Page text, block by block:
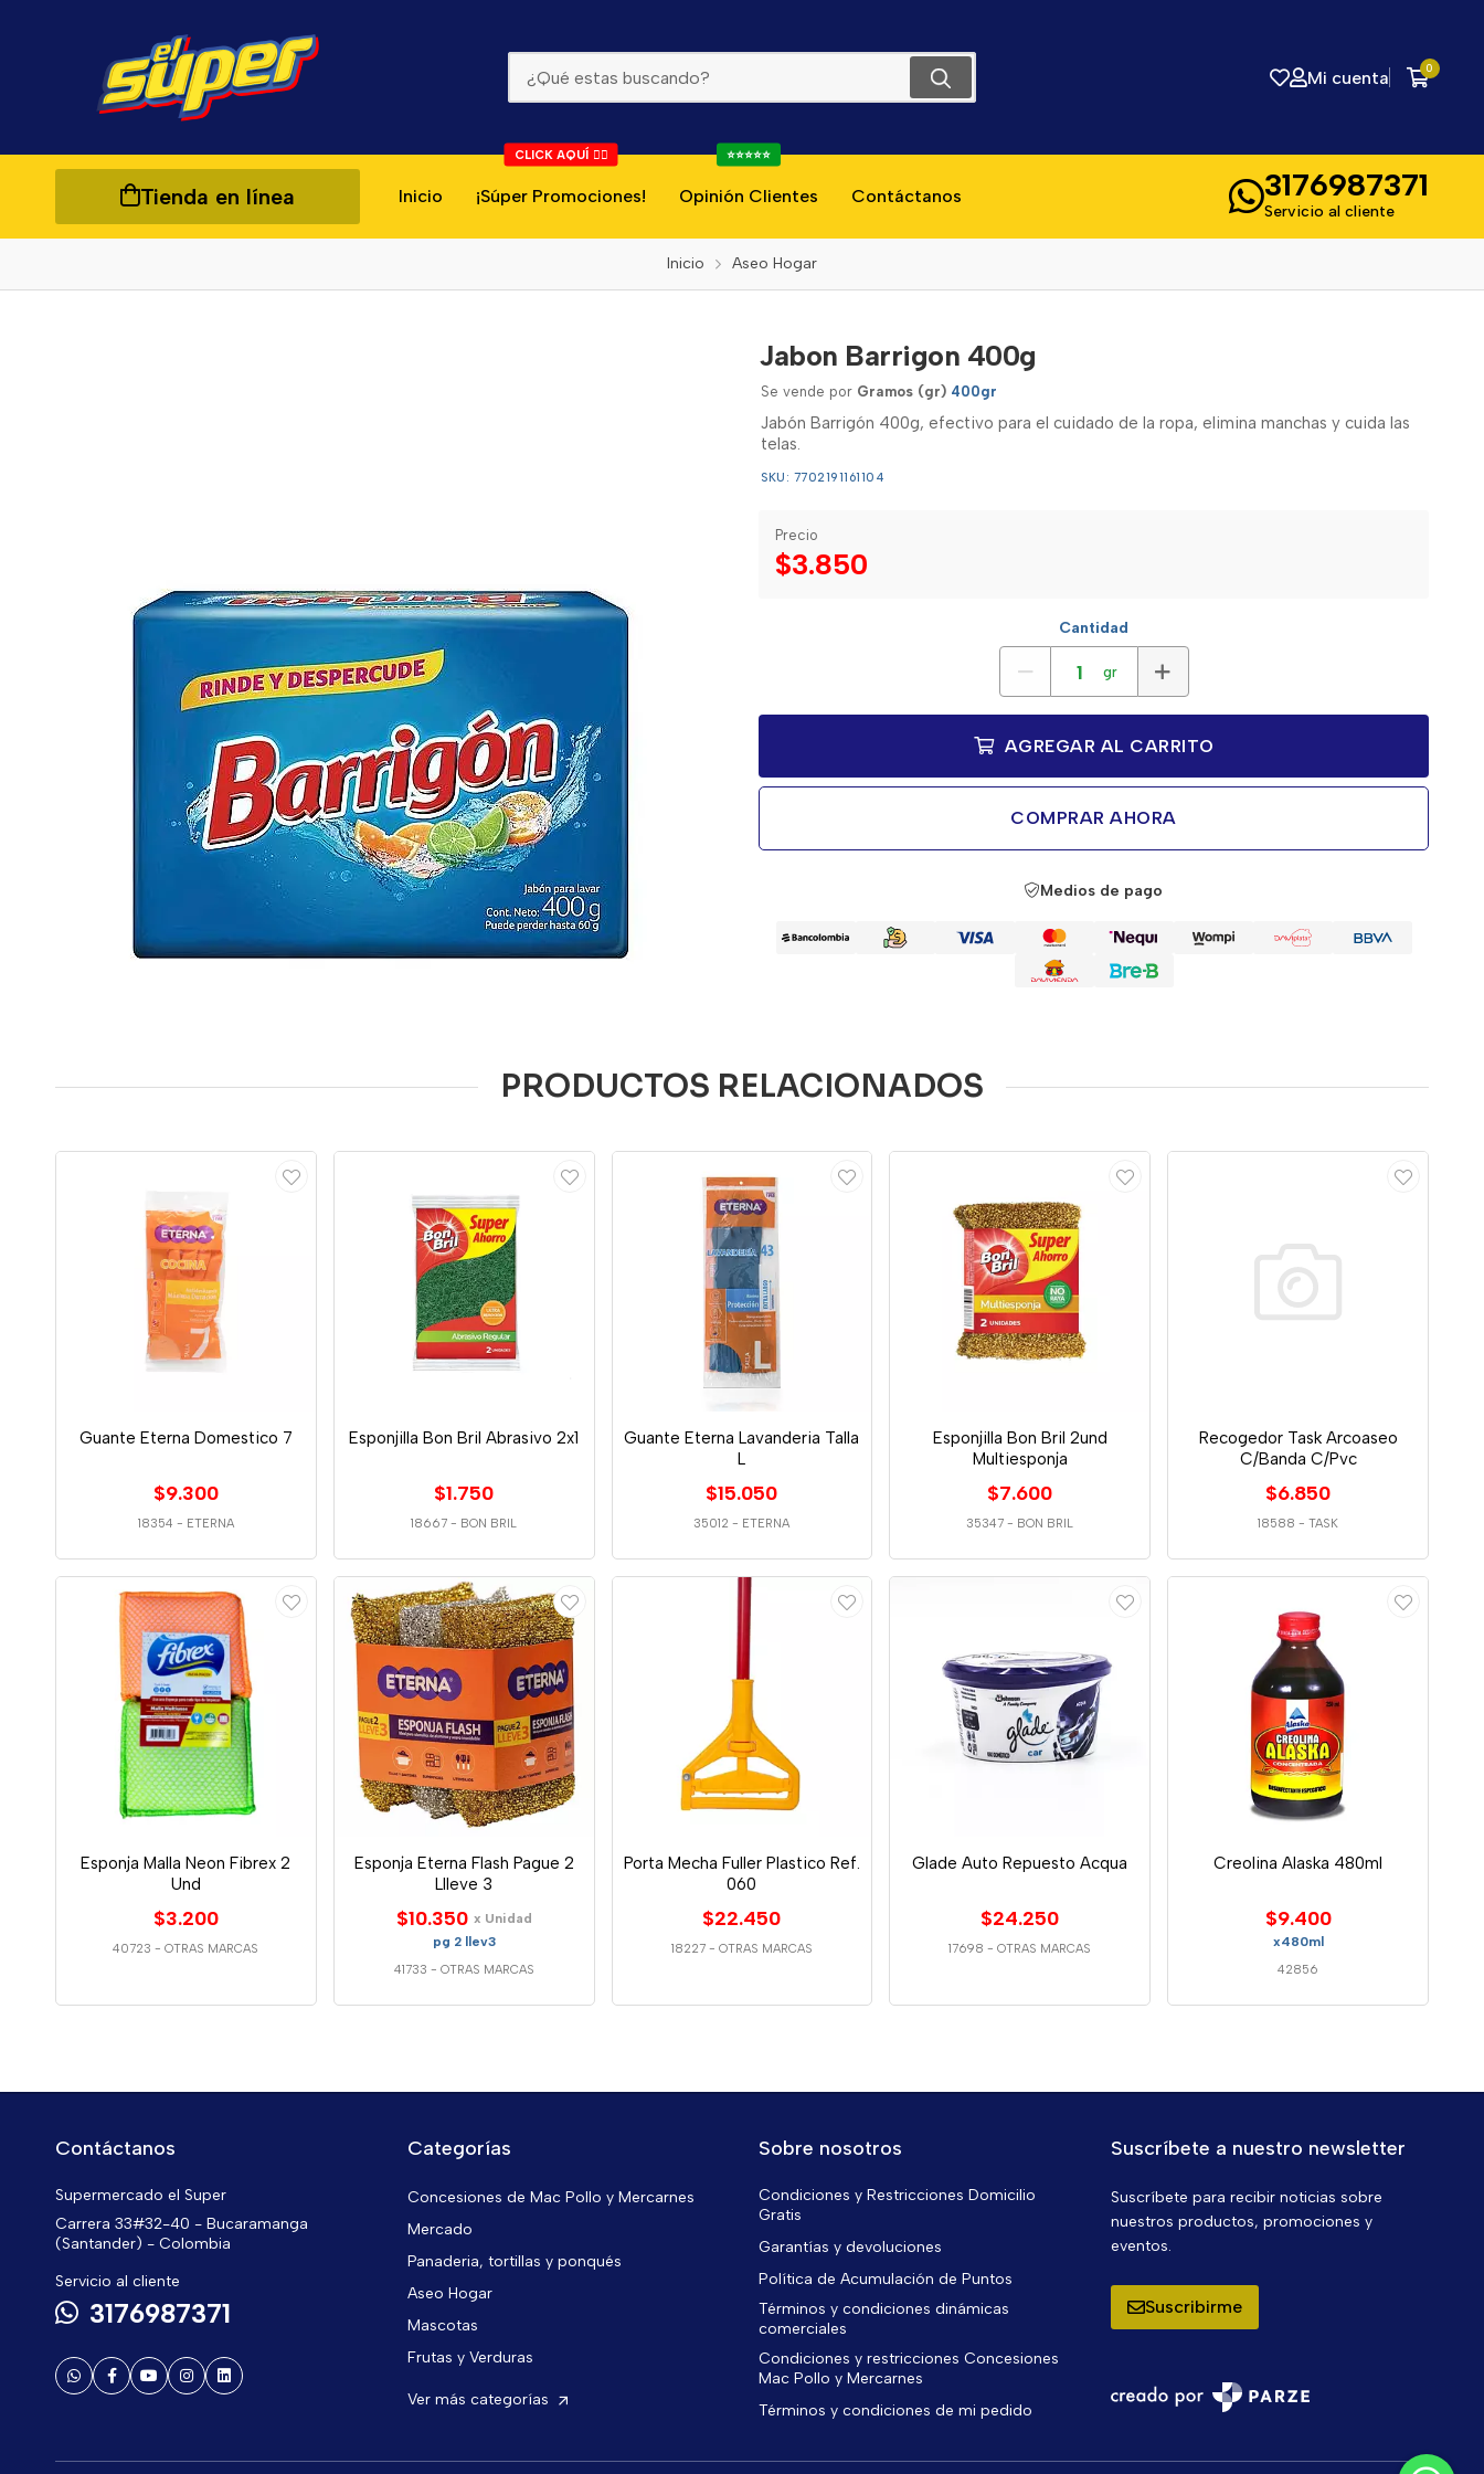
Mi cuenta 0
Tienda en línea Inicio ¡Súper Promociones!
CLICK AQUÍ 👇🏻
Opinión Clientes
⭐⭐⭐⭐⭐
Contáctanos 3176987371
Servicio al cliente
Inicio Aseo Hogar
Jabon Barrigon 400g
Se vende por Gramos (gr) 400gr
Jabón Barrigón 400g, efectivo para el cuidado de la ropa, elimina manchas y cuida las
telas.
SKU: 7702191161104
Precio
$3.850
Cantidad
gr
AGREGAR AL CARRITO
COMPRAR AHORA
Medios de pago
PRODUCTOS RELACIONADOS
Guante Eterna Domestico 7
$9.300
18354 - ETERNA
Esponjilla Bon Bril Abrasivo 2x1
$1.750
18667 - BON BRIL
Guante Eterna Lavanderia Talla
L
$15.050
35012 - ETERNA
Esponjilla Bon Bril 2und
Multiesponja
$7.600
35347 - BON BRIL
Recogedor Task Arcoaseo
C/Banda C/Pvc
$6.850
18588 -TASK
Esponja Malla Neon Fibrex 2
Und
$3.200
40723 -OTRAS MARCAS
Esponja Eterna Flash Pague 2
Llleve 3
$10.350 x Unidad
pg 2 llev3
41733 - OTRAS MARCAS
Porta Mecha Fuller Plastico Ref.
060
$22.450
18227 - OTRAS MARCAS
Glade Auto Repuesto Acqua
$24.250
17698 -OTRAS MARCAS
Creolina Alaska 480ml
$9.400
x480ml
42856
Contáctanos
Supermercado el Super
Carrera 33#32-40 - Bucaramanga
(Santander) - Colombia
Servicio al cliente
3176987371
Categorías
Concesiones de Mac Pollo y Mercarnes
Mercado
Panaderia, tortillas y ponqués
Aseo Hogar
Mascotas
Frutas y Verduras
Ver más categorías
Sobre nosotros
Condiciones y Restricciones Domicilio
Gratis
Garantías y devoluciones
Política de Acumulación de Puntos
Términos y condiciones dinámicas
comerciales
Condiciones y restricciones Concesiones
Mac Pollo y Mercarnes
Términos y condiciones de mi pedido
Suscríbete a nuestro newsletter
Suscríbete para recibir noticias sobre
nuestros productos, promociones y
eventos.
Suscribirme